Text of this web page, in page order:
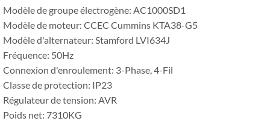
Modèle de groupe électrogène: AC1000SD1
Modèle de moteur: CCEC Cummins KTA38-G5
Modèle d'alternateur: Stamford LVI634J
Fréquence: 50Hz
Connexion d'enroulement: 3-Phase, 4-Fil
Classe de protection: IP23
Régulateur de tension: AVR
Poids net: 7310KG